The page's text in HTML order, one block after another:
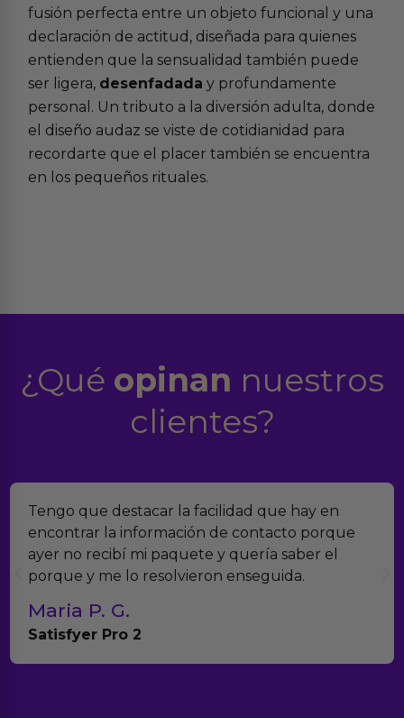
fusión perfecta entre un objeto funcional y una
declaración de actitud, diseñada para quienes
entienden que la sensualidad también puede
ser ligera, desenfadada y profundamente
personal. Un tributo a la diversión adulta, donde
el diseño audaz se viste de cotidianidad para
recordarte que el placer también se encuentra
en los pequeños rituales.
¿Qué opinan nuestros
clientes?
Encontramos Erotiks a través de Google y la
verdad es que nos han sorprendido. Tienen
muchísimos productos y han sido super atentos
con el seguimiento del pedido.
Teresa y Diego
Anna Huevo Vibrador